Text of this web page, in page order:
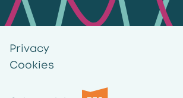
Privacy
Cookies